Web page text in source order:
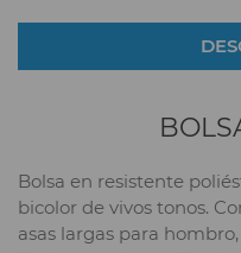
Bolsa en resistente
bicolor de vivos tonos.
asas largas para